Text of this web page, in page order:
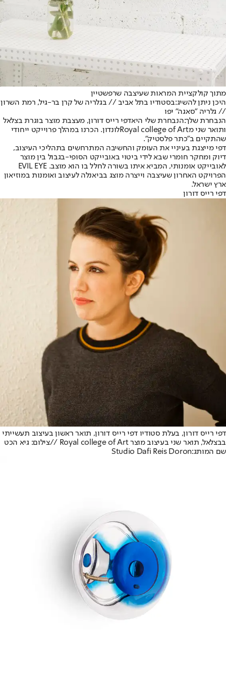
מתוך קולקציית המראות שעיצבה שרפשטיין
היכן ניתן להשיג:בסטודיו בתל אביב // בגלריה של קרן בר-גיל, רמת השרון
// גלריה "סאגה" יפו
הנבחרת שלך:הנבחרת שלי היאדפי רייס דורון, מעצבת מוצר בוגרת בצלאל
ותואר שני מRoyal college of Artלונדון. הכרנו במהלך פרוייקט ייחודי
שהתקיים ב"כתר פלסטיק".
דפי מייצגת בעיניי את העומק והחשיבה המתרחשים בתהליכי העיצוב,
דיוק ומחקר חומרי שבא לידי ביטוי באובייקט הסופי-בגבול בין מוצר
לאובייקט אומנותי, המביא איתו בשורה לחלל בו הוא מוצב. EVIL EYE
הפרויקט האחרון שעיצבה וייצרה מוצג בביאנלה לעיצוב ואומנות במוזיאון
ארץ ישראל.
דפי רייס דורון
דפי רייס דורון, בעלת סטודיו דפי רייס דורון, תואר ראשון בעיצוב תעשייתי
בבצלאל, תואר שני בעיצוב מוצר Royal college of Art //צילום: גיא הכט
שם המותג:Studio Dafi Reis Doron